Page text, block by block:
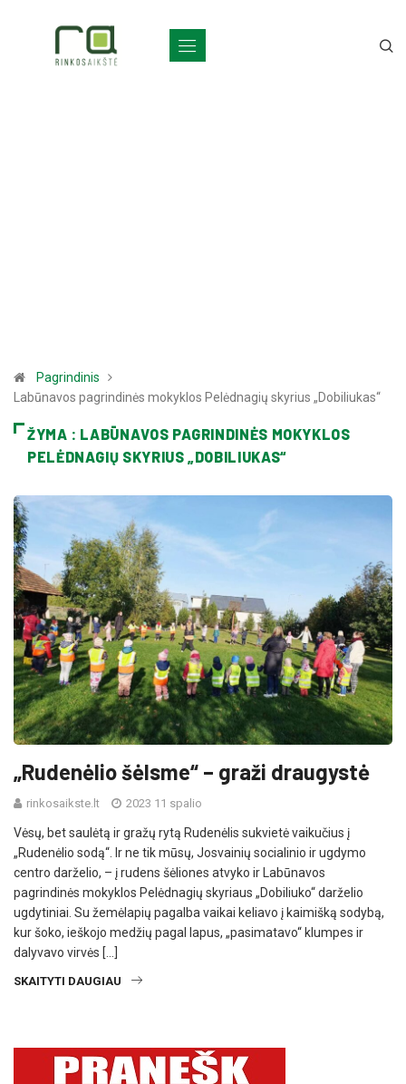
Pagrindinis
Labūnavos pagrindinės mokyklos Pelėdnagių skyrius „Dobiliukas“
ŽYMA : LABŪNAVOS PAGRINDINĖS MOKYKLOS
PELĖDNAGIŲ SKYRIUS „DOBILIUKAS“
„Rudenėlio šėlsme“ – graži draugystė
rinkosaikste.lt 2023 11 spalio
Vėsų, bet saulėtą ir gražų rytą Rudenėlis sukvietė vaikučius į
„Rudenėlio sodą“. Ir ne tik mūsų, Josvainių socialinio ir ugdymo
centro darželio, – į rudens šėliones atvyko ir Labūnavos
pagrindinės mokyklos Pelėdnagių skyriaus „Dobiliuko“ darželio
ugdytiniai. Su žemėlapių pagalba vaikai keliavo į kaimišką sodybą,
kur šoko, ieškojo medžių pagal lapus, „pasimatavo“ klumpes ir
dalyvavo virvės […]
SKAITYTI DAUGIAU